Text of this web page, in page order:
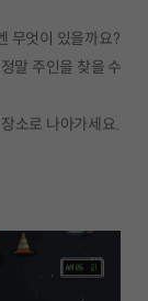
무엇이 있을까요?
말 주인을 찾을 수
소로 나아가세요.